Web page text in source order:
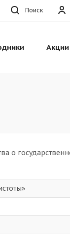
Поиск
Акции
о